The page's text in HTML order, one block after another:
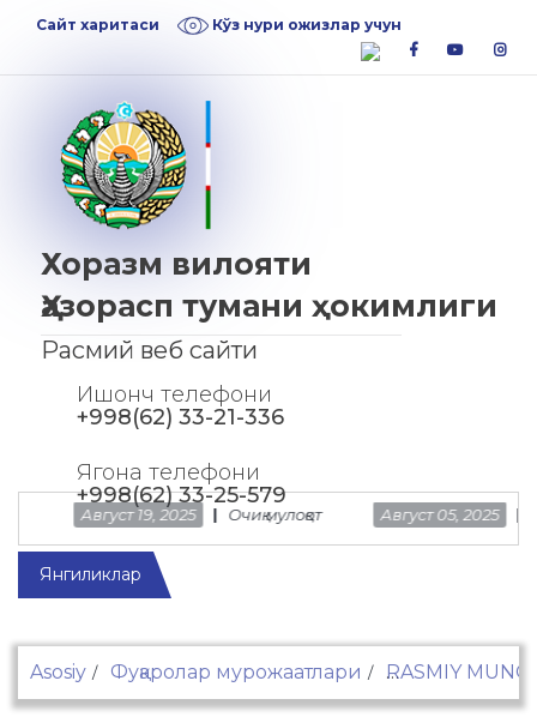
Сайт харитаси
Кўз нури ожизлар учун
facebookyoutube
Хоразм вилояти
Ҳазорасп тумани ҳокимлиги
Расмий веб сайти
Ишонч телефони
+998(62) 33-21-336
Ягона телефони
+998(62) 33-25-579
Янгиликлар
Август 19, 2025 Очиқ мулоқот Август 05, 2025
Asosiy Фуқаролар мурожаатлари RASMIY